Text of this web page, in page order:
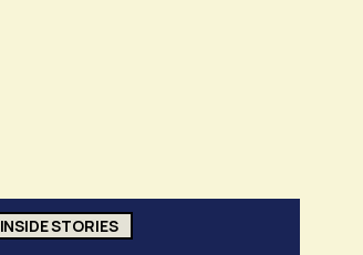
INSIDE STORIES